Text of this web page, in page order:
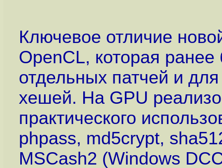
Ключевое отличие
OpenCL, которая
отдельных патчей и
хешей. На GPU
практического
phpass, md5crypt,
MSCash2 (Windows